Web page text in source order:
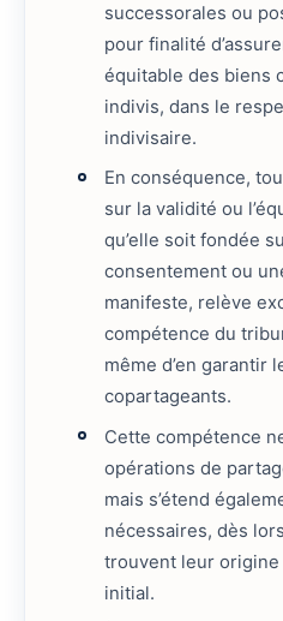
successorales ou
pour finalité
équitable des biens
indivis, dans le
indivisaire.
En conséquence,
sur la validité ou
qu’elle soit fondée
consentement ou
manifeste, relève
compétence du
même d’en garantir
copartageants.
Cette compétence
opérations de
mais s’étend
nécessaires, dès
trouvent leur origine
initial.